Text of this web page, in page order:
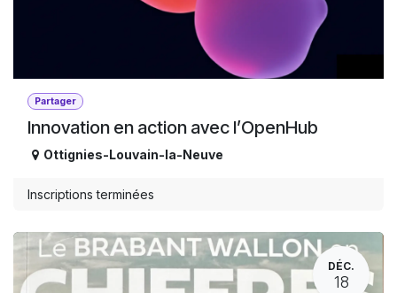
Partager
Innovation en action avec l’OpenHub
Ottignies-Louvain-la-Neuve
Inscriptions terminées
DÉC.
18